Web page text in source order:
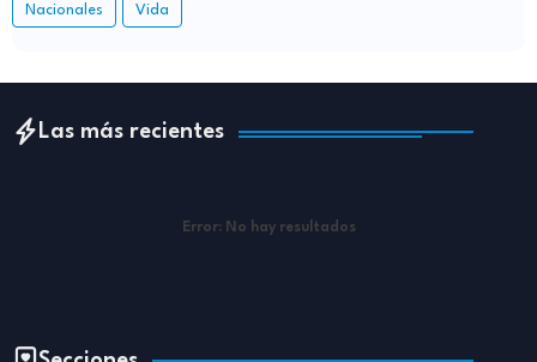
Nacionales Vida
Las más recientes
Error: No hay resultados